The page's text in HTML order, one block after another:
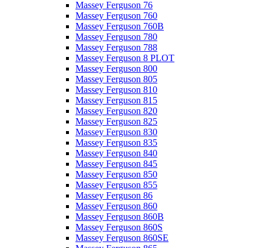
Massey Ferguson 76
Massey Ferguson 760
Massey Ferguson 760B
Massey Ferguson 780
Massey Ferguson 788
Massey Ferguson 8 PLOT
Massey Ferguson 800
Massey Ferguson 805
Massey Ferguson 810
Massey Ferguson 815
Massey Ferguson 820
Massey Ferguson 825
Massey Ferguson 830
Massey Ferguson 835
Massey Ferguson 840
Massey Ferguson 845
Massey Ferguson 850
Massey Ferguson 855
Massey Ferguson 86
Massey Ferguson 860
Massey Ferguson 860B
Massey Ferguson 860S
Massey Ferguson 860SE